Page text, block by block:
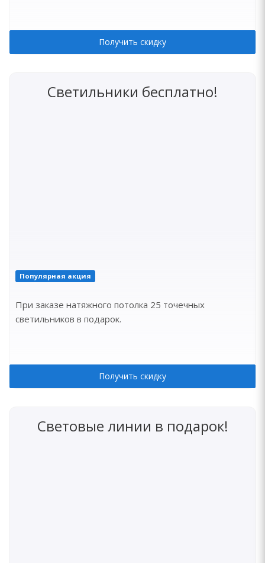
Получить скидку
Светильники бесплатно!
Популярная акция
При заказе натяжного потолка 25 точечных
светильников в подарок.
Получить скидку
Световые линии в подарок!